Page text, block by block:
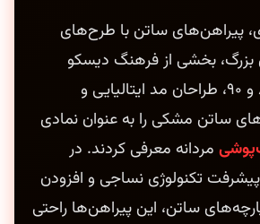
میلادی، پیراهن‌های ساتن با طرح‌های
بزرگ، بخشی از فرهنگ دیسکو
شدند. در دهه ۸۰ و ۹۰، طراحان مد ایتالیایی و
ساتن مشکی را به عنوان نمادی
مردانه معرفی کردند. در
تکنولوژی نساجی و افزودن
ساتن، این پیراهن‌ها راحتی